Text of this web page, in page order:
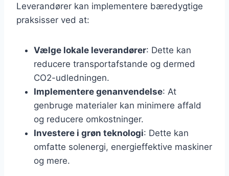
Leverandører kan implementere bæredygtige
praksisser ved at:
Vælge lokale leverandører: Dette kan
reducere transportafstande og dermed
CO2-udledningen.
Implementere genanvendelse: At
genbruge materialer kan minimere affald
og reducere omkostninger.
Investere i grøn teknologi: Dette kan
omfatte solenergi, energieffektive maskiner
og mere.